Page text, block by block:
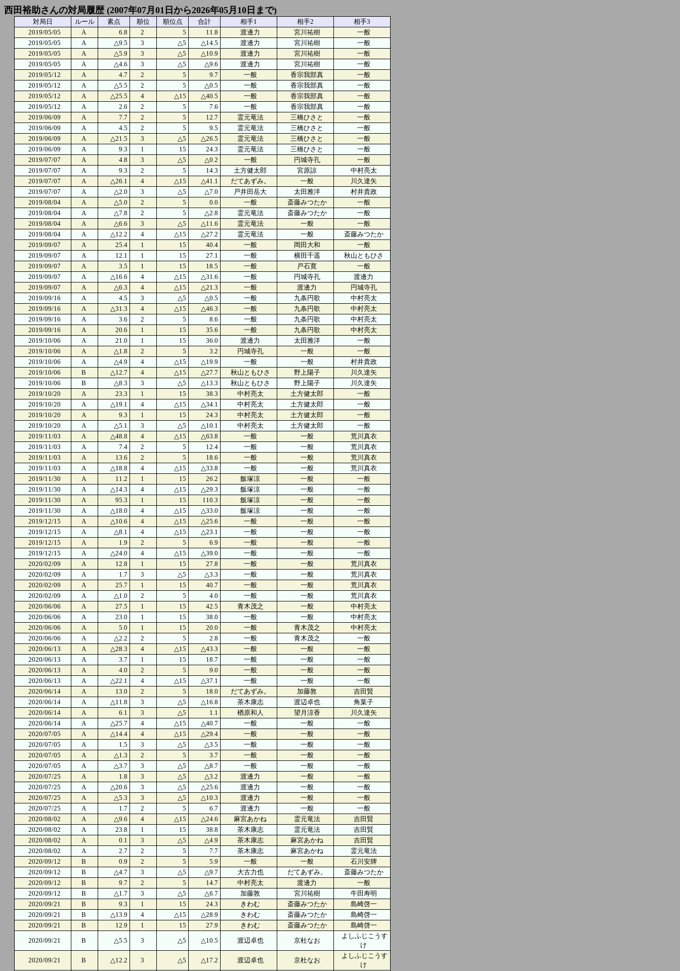
西田裕助さんの対局履歴 (2007年07月01日から2026年05月10日まで)
対局日 ルール 素点 順位 順位点 合計 相手1 相手2
相手3
2019/05/05
A 6.8 2 5 11.8 渡邊力 宮川祐樹
一般
2019/05/05
A △9.5 3 △5 △14.5 渡邊力 宮川祐樹
一般
2019/05/05
A △5.9 3 △5 △10.9 渡邊力 宮川祐樹
一般
2019/05/05
A △4.6 3 △5 △9.6 渡邊力 宮川祐樹
一般
2019/05/12
A 4.7 2 5 9.7 一般 香宗我部真
一般
2019/05/12
A △5.5 2 5 △0.5 一般 香宗我部真
一般
2019/05/12
A △25.5 4 △15 △40.5 一般 香宗我部真
一般
2019/05/12
A 2.6 2 5 7.6 一般 香宗我部真
一般
2019/06/09
A 7.7 2 5 12.7 霊元竜法 三橋ひさと
一般
2019/06/09
A 4.5 2 5 9.5 霊元竜法 三橋ひさと
一般
2019/06/09
A △21.5 3 △5 △26.5 霊元竜法 三橋ひさと
一般
2019/06/09
A 9.3 1 15 24.3 霊元竜法 三橋ひさと
一般
2019/07/07
A 4.8 3 △5 △0.2 一般 円城寺孔
一般
2019/07/07
A 9.3 2 5 14.3 土方健太郎 宮原諒
中村亮太
2019/07/07
A △26.1 4 △15 △41.1 だてあずみ。 一般
川久達矢
2019/07/07
A △2.0 3 △5 △7.0 戸井田岳大 太田雅洋
村井貴政
2019/08/04
A △5.0 2 5 0.0 一般 斎藤みつたか
一般
2019/08/04
A △7.8 2 5 △2.8 霊元竜法 斎藤みつたか
一般
2019/08/04
A △6.6 3 △5 △11.6 霊元竜法 一般
一般
2019/08/04
A △12.2 4 △15 △27.2 霊元竜法 一般
斎藤みつたか
2019/09/07
A 25.4 1 15 40.4 一般 岡田大和
一般
2019/09/07
A 12.1 1 15 27.1 一般 横田千遥
秋山ともひさ
2019/09/07
A 3.5 1 15 18.5 一般 戸石寛
一般
2019/09/07
A △16.6 4 △15 △31.6 一般 円城寺孔
渡邊力
2019/09/07
A △6.3 4 △15 △21.3 一般 渡邊力
円城寺孔
2019/09/16
A 4.5 3 △5 △0.5 一般 九条円歌
中村亮太
2019/09/16
A △31.3 4 △15 △46.3 一般 九条円歌
中村亮太
2019/09/16
A 3.6 2 5 8.6 一般 九条円歌
中村亮太
2019/09/16
A 20.6 1 15 35.6 一般 九条円歌
中村亮太
2019/10/06
A 21.0 1 15 36.0 渡邊力 太田雅洋
一般
2019/10/06
A △1.8 2 5 3.2 円城寺孔 一般
一般
2019/10/06
A △4.9 4 △15 △19.9 一般 一般
村井貴政
2019/10/06
B △12.7 4 △15 △27.7 秋山ともひさ 野上陽子
川久達矢
2019/10/06
B △8.3 3 △5 △13.3 秋山ともひさ 野上陽子
川久達矢
2019/10/20
A 23.3 1 15 38.3 中村亮太 土方健太郎
一般
2019/10/20
A △19.1 4 △15 △34.1 中村亮太 土方健太郎
一般
2019/10/20
A 9.3 1 15 24.3 中村亮太 土方健太郎
一般
2019/10/20
A △5.1 3 △5 △10.1 中村亮太 土方健太郎
一般
2019/11/03
A △48.8 4 △15 △63.8 一般 一般
荒川真衣
2019/11/03
A 7.4 2 5 12.4 一般 一般
荒川真衣
2019/11/03
A 13.6 2 5 18.6 一般 一般
荒川真衣
2019/11/03
A △18.8 4 △15 △33.8 一般 一般
荒川真衣
2019/11/30
A 11.2 1 15 26.2 飯塚涼 一般
一般
2019/11/30
A △14.3 4 △15 △29.3 飯塚涼 一般
一般
2019/11/30
A 95.3 1 15 110.3 飯塚涼 一般
一般
2019/11/30
A △18.0 4 △15 △33.0 飯塚涼 一般
一般
2019/12/15
A △10.6 4 △15 △25.6 一般 一般
一般
2019/12/15
A △8.1 4 △15 △23.1 一般 一般
一般
2019/12/15
A 1.9 2 5 6.9 一般 一般
一般
2019/12/15
A △24.0 4 △15 △39.0 一般 一般
一般
2020/02/09
A 12.8 1 15 27.8 一般 一般
荒川真衣
2020/02/09
A 1.7 3 △5 △3.3 一般 一般
荒川真衣
2020/02/09
A 25.7 1 15 40.7 一般 一般
荒川真衣
2020/02/09
A △1.0 2 5 4.0 一般 一般
荒川真衣
2020/06/06
A 27.5 1 15 42.5 青木茂之 一般
中村亮太
2020/06/06
A 23.0 1 15 38.0 一般 一般
中村亮太
2020/06/06
A 5.0 1 15 20.0 一般 青木茂之
中村亮太
2020/06/06
A △2.2 2 5 2.8 一般 青木茂之
一般
2020/06/13
A △28.3 4 △15 △43.3 一般 一般
一般
2020/06/13
A 3.7 1 15 18.7 一般 一般
一般
2020/06/13
A 4.0 2 5 9.0 一般 一般
一般
2020/06/13
A △22.1 4 △15 △37.1 一般 一般
一般
2020/06/14
A 13.0 2 5 18.0 だてあずみ。 加藤敦
吉田賢
2020/06/14
A △11.8 3 △5 △16.8 茶木康志 渡辺卓也
角葉子
2020/06/14
A 6.1 3 △5 1.1 楢原和人 望月涼香
川久達矢
2020/06/14
A △25.7 4 △15 △40.7 一般 一般
一般
2020/07/05
A △14.4 4 △15 △29.4 一般 一般
一般
2020/07/05
A 1.5 3 △5 △3.5 一般 一般
一般
2020/07/05
A △1.3 2 5 3.7 一般 一般
一般
2020/07/05
A △3.7 3 △5 △8.7 一般 一般
一般
2020/07/25
A 1.8 3 △5 △3.2 渡邊力 一般
一般
2020/07/25
A △20.6 3 △5 △25.6 渡邊力 一般
一般
2020/07/25
A △5.3 3 △5 △10.3 渡邊力 一般
一般
2020/07/25
A 1.7 2 5 6.7 渡邊力 一般
一般
2020/08/02
A △9.6 4 △15 △24.6 麻宮あかね 霊元竜法
吉田賢
2020/08/02
A 23.8 1 15 38.8 茶木康志 霊元竜法
吉田賢
2020/08/02
A 0.1 3 △5 △4.9 茶木康志 麻宮あかね
吉田賢
2020/08/02
A 2.7 2 5 7.7 茶木康志 麻宮あかね
霊元竜法
2020/09/12
B 0.9 2 5 5.9 一般 一般
石川安牌
2020/09/12
B △4.7 3 △5 △9.7 大古力也 だてあずみ。
斎藤みつたか
2020/09/12
B 9.7 2 5 14.7 中村亮太 渡邊力
一般
2020/09/12
B △1.7 3 △5 △6.7 加藤敦 宮川祐樹
牛田寿明
2020/09/21
B 9.3 1 15 24.3 きわむ 斎藤みつたか
島崎啓一
2020/09/21
B △13.9 4 △15 △28.9 きわむ 斎藤みつたか
島崎啓一
2020/09/21
B 12.9 1 15 27.9 きわむ 斎藤みつたか
島崎啓一
2020/09/21
B △5.5 3 △5 △10.5 渡辺卓也 京杜なお
よしふじこうす
け
2020/09/21
B △12.2 3 △5 △17.2 渡辺卓也 京杜なお
よしふじこうす
け